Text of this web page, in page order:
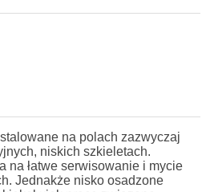
na polach zazwyczaj
niskich szkieletach.
na łatwe serwisowanie i mycie
Jednakże nisko osadzone